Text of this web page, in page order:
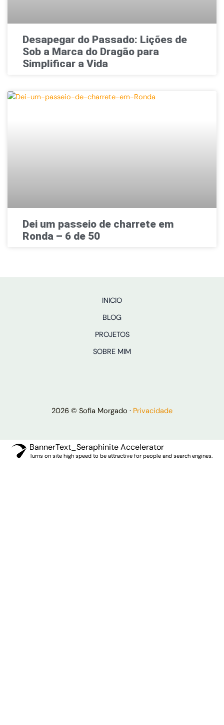
Desapegar do Passado: Lições de
Sob a Marca do Dragão para
Simplificar a Vida
Dei um passeio de charrete em
Ronda – 6 de 50
INICIO
BLOG
PROJETOS
SOBRE MIM
2026 © Sofia Morgado · Privacidade
BannerText_Seraphinite Accelerator
Turns on site high speed to be attractive for people and search engines.